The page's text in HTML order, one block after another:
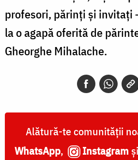
profesori, părinți și invitați
la o agapă oferită de
Gheorghe Mihalache.
Alătură-te comunității
WhatsApp, Instagram și